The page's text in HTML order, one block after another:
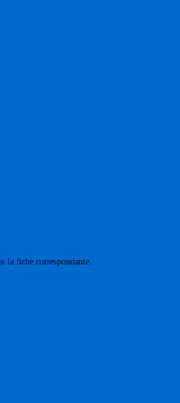
fiche correspondante.